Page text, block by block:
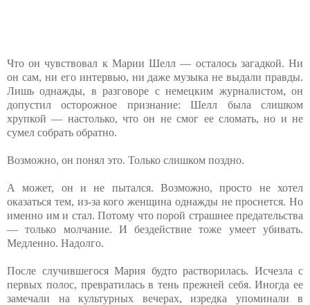
Что он чувствовал к Марии Шелл — осталось загадкой. Ни
он сам, ни его интервью, ни даже музыка не выдали правды.
Лишь однажды, в разговоре с немецким журналистом, он
допустил осторожное признание: Шелл была слишком
хрупкой — настолько, что он не смог ее сломать, но и не
сумел собрать обратно.
Возможно, он понял это. Только слишком поздно.
А может, он и не пытался. Возможно, просто не хотел
оказаться тем, из-за кого женщина однажды не проснется. Но
именно им и стал. Потому что порой страшнее предательства
— только молчание. И бездействие тоже умеет убивать.
Медленно. Надолго.
После случившегося Мария будто растворилась. Исчезла с
первых полос, превратилась в тень прежней себя. Иногда ее
замечали на культурных вечерах, изредка упоминали в